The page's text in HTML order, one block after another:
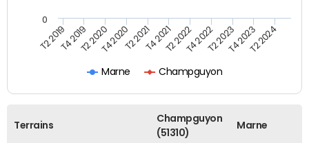
Marne Champguyon
T2 2019T4 2019T2 2020T4 2020T2 2021T4 2021T2 2022T4 2022T2 2023T4 2023T2 2024
0
Terrains
Champguyon
(51310)
Marne